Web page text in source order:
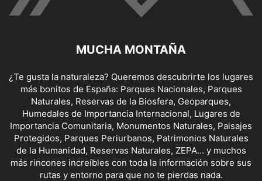
MUCHA MONTAÑA
¿Te gusta la naturaleza? Queremos descubrirte los lugares
más bonitos de España: Parques Nacionales, Parques
Naturales, Reservas de la Biosfera, Geoparques,
Humedales de Importancia Internacional, Lugares de
Importancia Comunitaria, Monumentos Naturales, Paisajes
Protegidos, Parques Periurbanos, Patrimonios Naturales
de la Humanidad, Reservas Naturales, ZEPA... y muchos
más rincones increíbles con toda la información sobre sus
rutas y entorno para que no te pierdas nada.